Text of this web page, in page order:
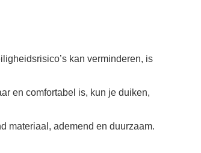
kan verminderen, is
en comfortabel is, kun je duiken,
materiaal, ademend en duurzaam.